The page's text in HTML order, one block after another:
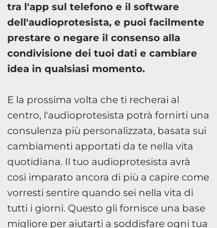
tra l'app sul telefono e il software
dell'audioprotesista, e puoi facilmente
prestare o negare il consenso alla
condivisione dei tuoi dati e cambiare
idea in qualsiasi momento.
E la prossima volta che ti recherai al
centro, l'audioprotesista potrà fornirti una
consulenza più personalizzata, basata sui
cambiamenti apportati da te nella vita
quotidiana. Il tuo audioprotesista avrà
così imparato ancora di più a capire come
vorresti sentire quando sei nella vita di
tutti i giorni. Questo gli fornisce una base
migliore per aiutarti a soddisfare ogni tua